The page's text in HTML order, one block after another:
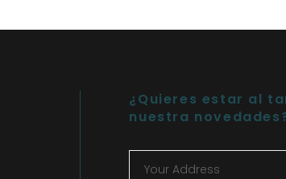
¿Quieres estar al
nuestra